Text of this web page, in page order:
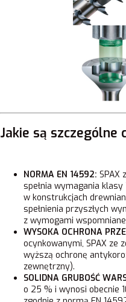
Jakie są szczególne
NORMA EN 14592: SPAX
spełnia wymagania
w konstrukcjach
spełnienia przyszłych
z wymogami
WYSOKA OCHRONA
ocynkowanymi, SPAX ze
wyższą ochronę
zewnętrzny).
SOLIDNA GRUBOŚĆ
o 25 % i wynosi obecnie